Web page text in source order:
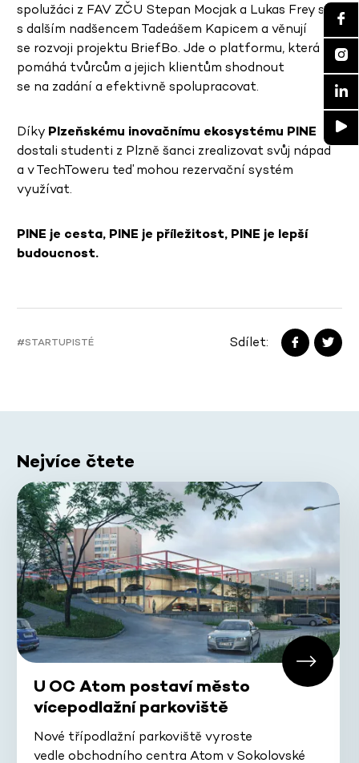
spolužáci z FAV ZČU Stepan Mocjak a Lukas Frey síly
s dalším nadšencem Tadeášem Kapicem a věnují
se rozvoji projektu BriefBo. Jde o platformu, která
pomáhá tvůrcům a jejich klientům shodnout
se na zadání a efektivně spolupracovat.
Díky Plzeňskému inovačnímu ekosystému PINE
dostali studenti z Plzně šanci zrealizovat svůj nápad
a v TechToweru teď mohou rezervační systém
využívat.
PINE je cesta, PINE je příležitost, PINE je lepší
budoucnost.
#STARTUPISTÉ Sdílet:
Nejvíce čtete
U OC Atom postaví město
vícepodlažní parkoviště
Nové třípodlažní parkoviště vyroste
vedle obchodního centra Atom v Sokolovské